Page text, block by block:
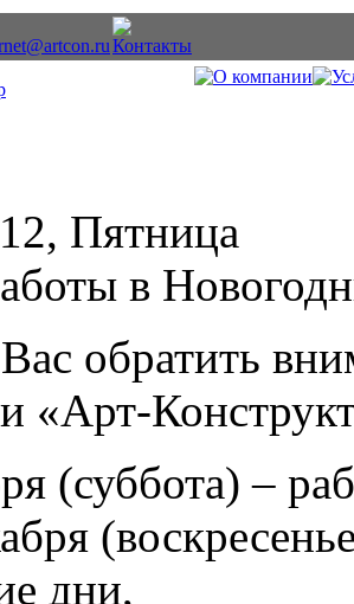
Пятница
в
обратить
«Арт-
(суббота) –
дни,